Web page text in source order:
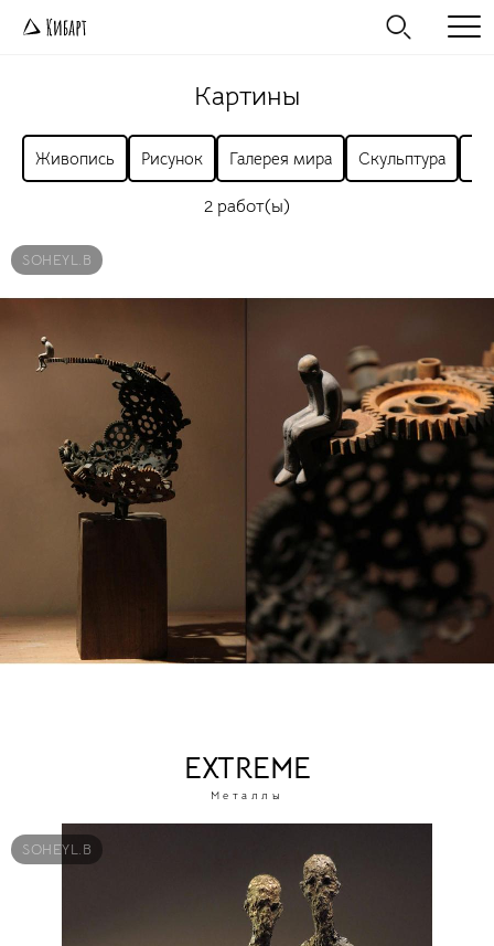
Картины
Живопись Рисунок Галерея мира Скульптура
2 работ(ы)
SOHEYL.B
EXTREME
Металлы
SOHEYL.B